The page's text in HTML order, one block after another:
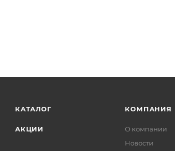
КАТАЛОГ
АКЦИИ
КОМПАНИЯ
О компании
Новости